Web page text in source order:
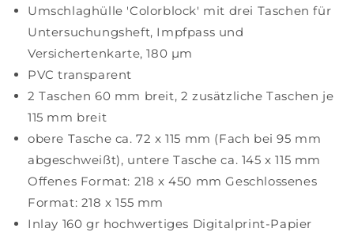
Umschlaghülle 'Colorblock' mit drei Taschen für
Untersuchungsheft, Impfpass und
Versichertenkarte, 180 µm
PVC transparent
2 Taschen 60 mm breit, 2 zusätzliche Taschen je
115 mm breit
obere Tasche ca. 72 x 115 mm (Fach bei 95 mm
abgeschweißt), untere Tasche ca. 145 x 115 mm
Offenes Format: 218 x 450 mm Geschlossenes
Format: 218 x 155 mm
Inlay 160 gr hochwertiges Digitalprint-Papier